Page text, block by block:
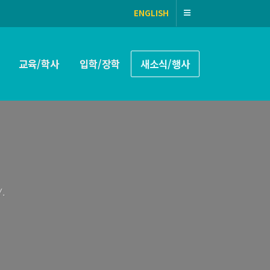
ENGLISH
교육/학사 입학/장학 새소식/행사